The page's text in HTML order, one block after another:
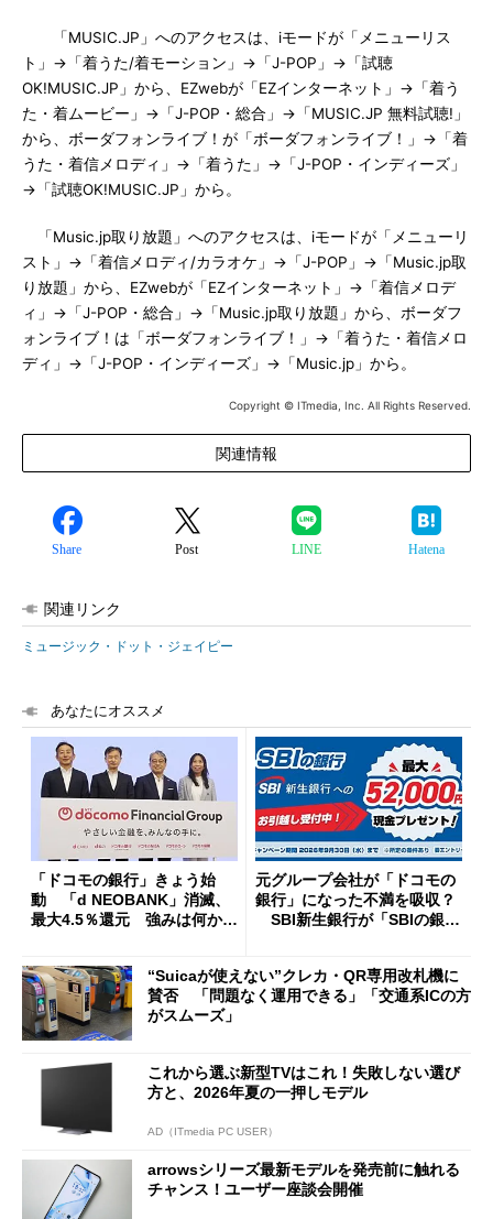
「MUSIC.JP」へのアクセスは、iモードが「メニューリス
ト」→「着うた/着モーション」→「J-POP」→「試聴
OK!MUSIC.JP」から、EZwebが「EZインターネット」→「着う
た・着ムービー」→「J-POP・総合」→「MUSIC.JP 無料試聴!」
から、ボーダフォンライブ！が「ボーダフォンライブ！」→「着
うた・着信メロディ」→「着うた」→「J-POP・インディーズ」
→「試聴OK!MUSIC.JP」から。
「Music.jp取り放題」へのアクセスは、iモードが「メニューリ
スト」→「着信メロディ/カラオケ」→「J-POP」→「Music.jp取
り放題」から、EZwebが「EZインターネット」→「着信メロデ
ィ」→「J-POP・総合」→「Music.jp取り放題」から、ボーダフ
ォンライブ！は「ボーダフォンライブ！」→「着うた・着信メロ
ディ」→「J-POP・インディーズ」→「Music.jp」から。
Copyright © ITmedia, Inc. All Rights Reserved.
関連情報
Share Post LINE Hatena
関連リンク
ミュージック・ドット・ジェイピー
あなたにオススメ
「ドコモの銀行」きょう始
動 「d NEOBANK」消滅、
最大4.5％還元 強みは何か解
元グループ会社が「ドコモの
銀行」になった不満を吸収？
SBI新生銀行が「SBIの銀
開催
“Suicaが使えない”クレカ・QR専用改札機に
賛否 「問題なく運用できる」「交通系ICの方
がスムーズ」
これから選ぶ新型TVはこれ！失敗しない選び
方と、2026年夏の一押しモデル
AD（ITmedia PC USER）
arrowsシリーズ最新モデルを発売前に触れる
チャンス！ユーザー座談会開催